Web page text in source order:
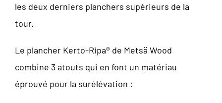
les deux derniers planchers supérieurs de la
tour.
Le plancher Kerto-Ripa® de Metsä Wood
combine 3 atouts qui en font un matériau
éprouvé pour la surélévation :